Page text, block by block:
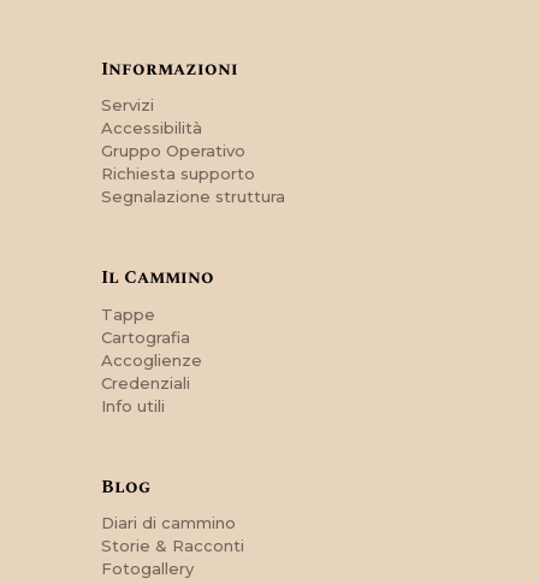
Informazioni
Servizi
Accessibilità
Gruppo Operativo
Richiesta supporto
Segnalazione struttura
Il Cammino
Tappe
Cartografia
Accoglienze
Credenziali
Info utili
Blog
Diari di cammino
Storie & Racconti
Fotogallery